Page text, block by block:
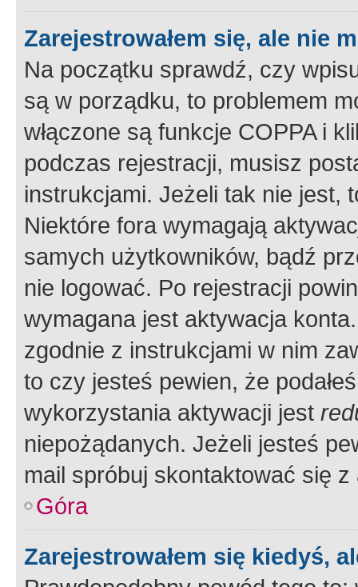
Zarejestrowałem się, ale nie
Na początku sprawdź, czy
są w porządku, to problemem
włączone są funkcje COPPA i
podczas rejestracji, musisz
instrukcjami. Jeżeli tak nie jest,
Niektóre fora wymagają
samych użytkowników, bądź
nie logować. Po rejestracji
wymagana jest aktywacja
zgodnie z instrukcjami w nim
to czy jesteś pewien, że
wykorzystania aktywacji jest
niepożądanych. Jeżeli jesteś
mail spróbuj skontaktować się
Góra
Zarejestrowałem się kiedyś,